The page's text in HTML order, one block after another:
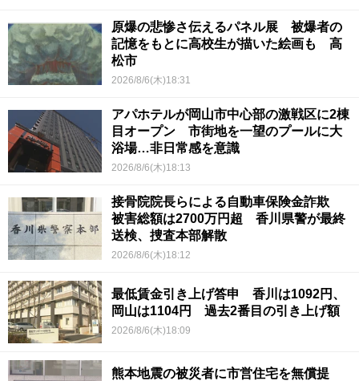
原爆の悲惨さ伝えるパネル展 被爆者の
記憶をもとに高校生が描いた絵画も 高
松市
2026/8/6(木)18:31
アパホテルが岡山市中心部の激戦区に2棟
目オープン 市街地を一望のプールに大
浴場…非日常感を意識
2026/8/6(木)18:13
接骨院院長らによる自動車保険金詐欺
被害総額は2700万円超 香川県警が最終
送検、捜査本部解散
2026/8/6(木)18:12
最低賃金引き上げ答申 香川は1092円、
岡山は1104円 過去2番目の引き上げ額
2026/8/6(木)18:09
熊本地震の被災者に市営住宅を無償提